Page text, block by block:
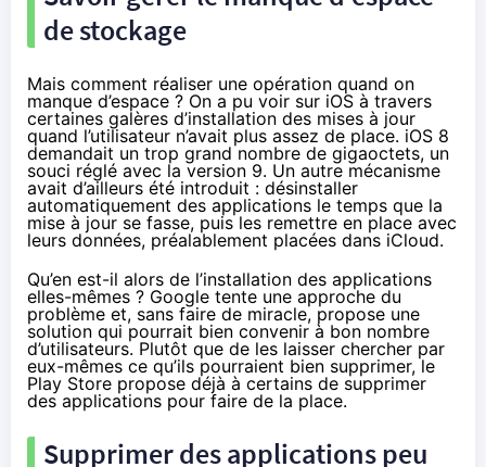
de stockage
Mais comment réaliser une opération quand on
manque d’espace ? On a pu voir sur iOS à travers
certaines galères d’installation des mises à jour
quand l’utilisateur n’avait plus assez de place. iOS 8
demandait un trop grand nombre de gigaoctets, un
souci réglé avec la version 9. Un autre mécanisme
avait d’ailleurs été introduit : désinstaller
automatiquement des applications le temps que la
mise à jour se fasse, puis les remettre en place avec
leurs données, préalablement placées dans iCloud.
Qu’en est-il alors de l’installation des applications
elles-mêmes ? Google tente une approche du
problème et, sans faire de miracle, propose une
solution qui pourrait bien convenir à bon nombre
d’utilisateurs. Plutôt que de les laisser chercher par
eux-mêmes ce qu’ils pourraient bien supprimer, le
Play Store propose déjà à certains de supprimer
des applications pour faire de la place.
Supprimer des applications peu